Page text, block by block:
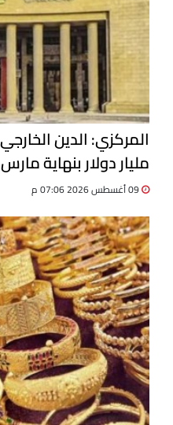
مليار دولار بنهاية مارس 2026